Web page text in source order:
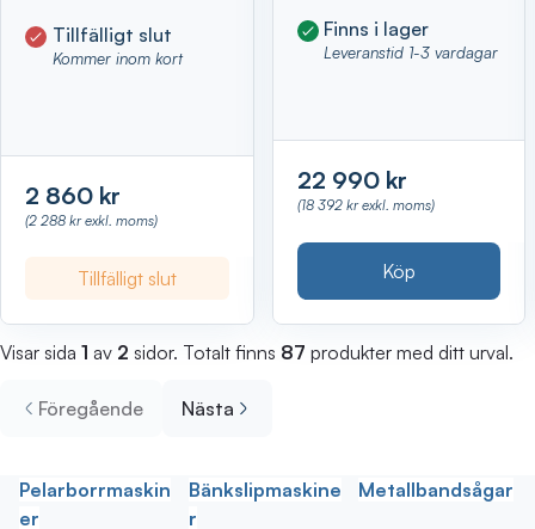
Tillfälligt slut
Kommer inom kort
2 860 kr
(2 288 kr exkl. moms)
Tillfälligt slut
Finns i lager
Leveranstid 1-3 vardagar
22 990 kr
(18 392 kr exkl. moms)
Köp
Visar sida 1 av 2 sidor. Totalt finns 87 produkter med ditt urval.
Föregående Nästa
Pelarborrmaskin
er
Bänkslipmaskine
r
Metallbandsågar